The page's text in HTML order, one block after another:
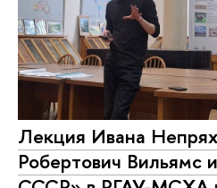
Лекция Ивана
Робертович Вильямс